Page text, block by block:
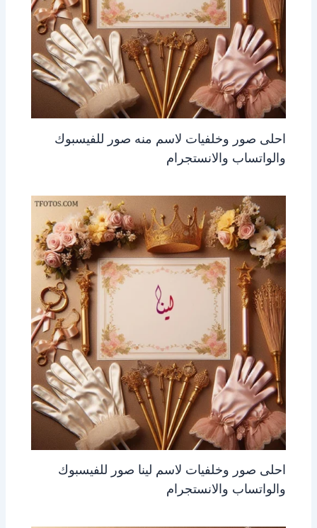
احلى صور وخلفيات لاسم منه صور للفيسبوك
والواتساب والانستجرام
احلى صور وخلفيات لاسم لينا صور للفيسبوك
والواتساب والانستجرام